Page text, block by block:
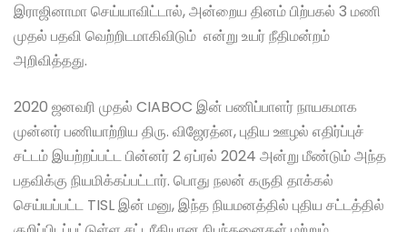
இராஜினாமா செய்யாவிட்டால், அன்றைய தினம் பிற்பகல் 3 மணி
முதல் பதவி வெற்றிடமாகிவிடும் என்று உயர் நீதிமன்றம்
அறிவித்தது.
2020 ஜனவரி முதல் CIABOC இன் பணிப்பாளர் நாயகமாக
முன்னர் பணியாற்றிய திரு. விஜேரத்ன, புதிய ஊழல் எதிர்ப்புச்
சட்டம் இயற்றப்பட்ட பின்னர் 2 ஏப்ரல் 2024 அன்று மீண்டும் அந்த
பதவிக்கு நியமிக்கப்பட்டார். பொது நலன் கருதி தாக்கல்
செய்யப்பட்ட TISL இன் மனு, இந்த நியமனத்தில் புதிய சட்டத்தில்